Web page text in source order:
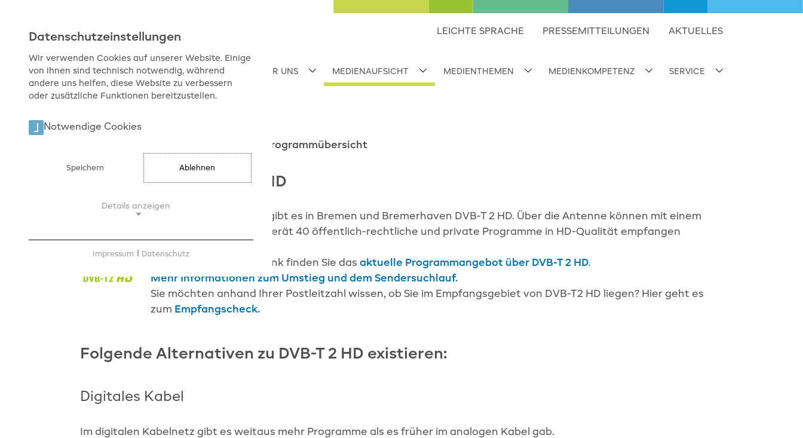
LEICHTE SPRACHE PRESSEMITTEILUNGEN AKTUELLES
ÜBER UNS MEDIENAUFSICHT MEDIENTHEMEN MEDIENKOMPETENZ SERVICE
Programmübersicht
Umstellung auf DVB-T 2 HD
Seit dem 29. März 2017 gibt es in Bremen und Bremerhaven DVB-T 2 HD. Über die Antenne können mit einem
geeigneten Empfangsgerät 40 öffentlich-rechtliche und private Programme in HD-Qualität empfangen
Unter dem folgenden Link finden Sie das aktuelle Programmangebot über DVB-T 2 HD.
Mehr Informationen zum Umstieg und dem Sendersuchlauf.
Sie möchten anhand Ihrer Postleitzahl wissen, ob Sie im Empfangsgebiet von DVB-T2 HD liegen? Hier geht es
zum Empfangscheck.
Folgende Alternativen zu DVB-T 2 HD existieren:
Digitales Kabel
Im digitalen Kabelnetz gibt es weitaus mehr Programme als es früher im analogen Kabel gab.
Datenschutzeinstellungen
Wir verwenden Cookies auf unserer Website. Einige
von ihnen sind technisch notwendig, während
andere uns helfen, diese Website zu verbessern
oder zusätzliche Funktionen bereitzustellen.
Notwendige Cookies
Ablehnen
Speichern
Details anzeigen
Notwendige Cookies ermöglichen
einwandfreie Funktion der Website
Impressum Datenschutz